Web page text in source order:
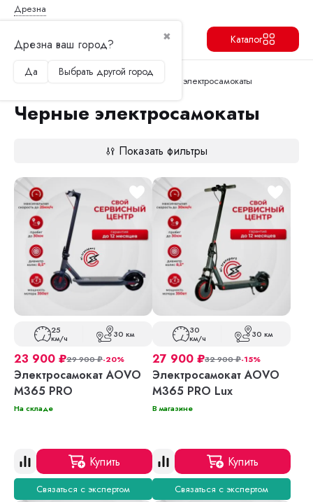
Дрезна
✖
Дрезна ваш город?
Да Выбрать другой город
Каталог
Главная Электросамокаты Черные электросамокаты
Черные электросамокаты
Показать фильтры
25
км/ч 30 км
23 900 ₽29 900₽-20%
Электросамокат AOVO
M365 PRO
На складе
Купить
Связаться с экспертом
30
км/ч 30 км
27 900 ₽32 900₽-15%
Электросамокат AOVO
M365 PRO Lux
В магазине
Купить
Связаться с экспертом
Продолжить Перейти в корзину